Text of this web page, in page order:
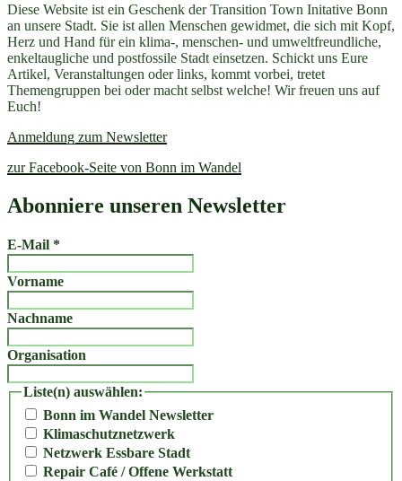
Diese Website ist ein Geschenk der Transition Town Initative Bonn
an unsere Stadt. Sie ist allen Menschen gewidmet, die sich mit Kopf,
Herz und Hand für ein klima-, menschen- und umweltfreundliche,
enkeltaugliche und postfossile Stadt einsetzen. Schickt uns Eure
Artikel, Veranstaltungen oder links, kommt vorbei, tretet
Themengruppen bei oder macht selbst welche! Wir freuen uns auf
Euch!
Anmeldung zum Newsletter
zur Facebook-Seite von Bonn im Wandel
Abonniere unseren Newsletter
E-Mail *
Vorname
Nachname
Organisation
Liste(n) auswählen:
Bonn im Wandel Newsletter
Klimaschutznetzwerk
Netzwerk Essbare Stadt
Repair Café / Offene Werkstatt